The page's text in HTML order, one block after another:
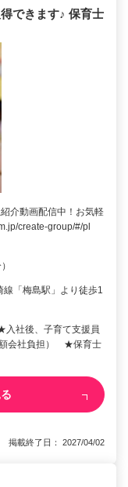
できます♪ 保育士
介動画配信中！お気軽
create-group/#/pl
「梅島駅」より徒歩1
社後、子育て支援員
額会社負担） ★保育士
掲載終了日： 2027/04/02